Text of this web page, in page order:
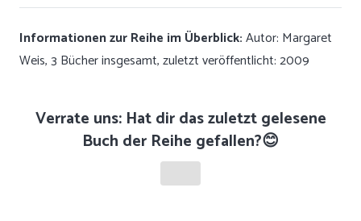
Informationen zur Reihe im Überblick:Autor: Margaret
Weis, 3 Bücher insgesamt, zuletzt veröffentlicht: 2009
Verrate uns: Hat dir das zuletzt gelesene
Buch der Reihe gefallen?😊